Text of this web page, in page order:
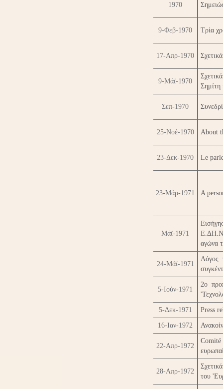
1970
9-Φεβ-1970 Τρία
17-Απρ-1970
9-Μάϊ-1970
Σημίτη
Σεπ-1970
25-Νοέ-1970 About
23-Δεκ-1970 Le
23-Μάρ-1971 A
Μάϊ-1971
αγώνα
24-Μάϊ-1971
Λόγος
5-Ιούν-1971
2ο
5-Δεκ-1971 Press
16-Ιαν-1972
22-Απρ-1972
28-Απρ-1972
του